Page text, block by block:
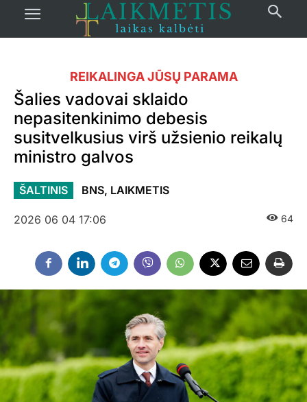
REIKALINGA JŪSŲ PARAMA
Šalies vadovai sklaido
nepasitenkinimo debesis
susitvelkusius virš užsienio reikalų
ministro galvos
ŠALTINIS BNS, LAIKMETIS
2026 06 04 17:06 64